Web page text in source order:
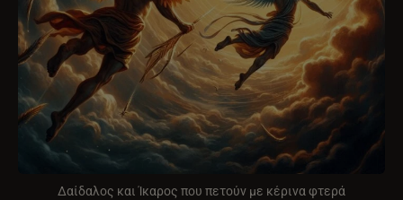
Δαίδαλος και Ίκαρος που πετούν με κέρινα φτερά